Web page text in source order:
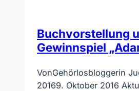
Buchvorstellung
Gewinnspiel
VonGehörlosbloggerin
20169. Oktober 2016